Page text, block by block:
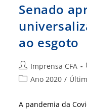
Senado
ao esgoto
Autor
do
Imprensa CFA
Categoria
Ano 2020 /
A pandemia da